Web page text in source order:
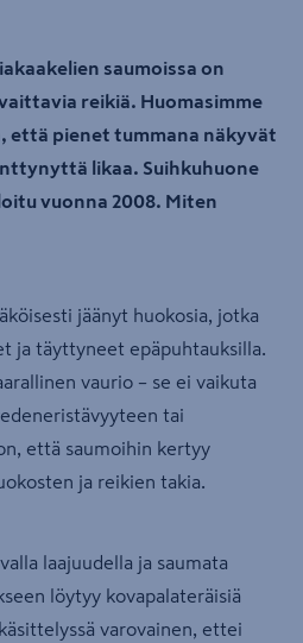
saumoissa on
reikiä. Huomasimme
että pienet tummana näkyvät
likaa. Suihkuhuone
vuonna 2008. Miten
jäänyt huokosia, jotka
ja täyttyneet epäpuhtauksilla.
vaurio – se ei vaikuta
tai
että saumoihin kertyy
ja reikien takia.
laajuudella ja saumata
löytyy kovapalateräisiä
varovainen, ettei